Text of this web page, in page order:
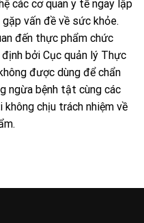
các cơ quan y tế ngay lập
vấn đề về sức khỏe.
đến thực phẩm chức
bởi Cục quản lý Thực
được dùng để chẩn
ngừa bệnh tật cùng các
chịu trách nhiệm về